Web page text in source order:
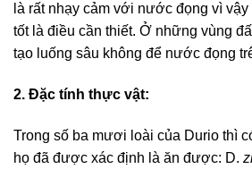
là rất nhạy cảm với nước đọng vì
tốt là điều cần thiết. Ở những vùng
tạo luống sâu không để nước đọng
2. Đặc tính thực vật:
Trong số ba mươi loài của Durio thì
họ đã được xác định là ăn được: D.